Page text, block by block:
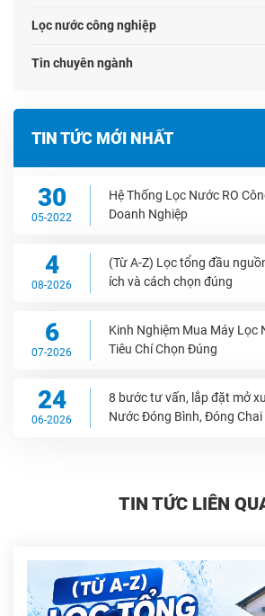
Lọc nước công nghiệp
Tin chuyên ngành
TIN TỨC MỚI NHẤT
30
05-2022
Hệ Thống Lọc Nước RO
Doanh Nghiệp
4
08-2026
(Từ A-Z) Lọc tổng đầu
ích và cách chọn đúng
6
07-2026
Kinh Nghiệm Mua Máy Lọc
Tiêu Chí Chọn Đúng
24
06-2026
8 bước tư vấn, lắp đặt mở
Nước Đóng Bình, Đóng Chai
TIN TỨC LIÊN